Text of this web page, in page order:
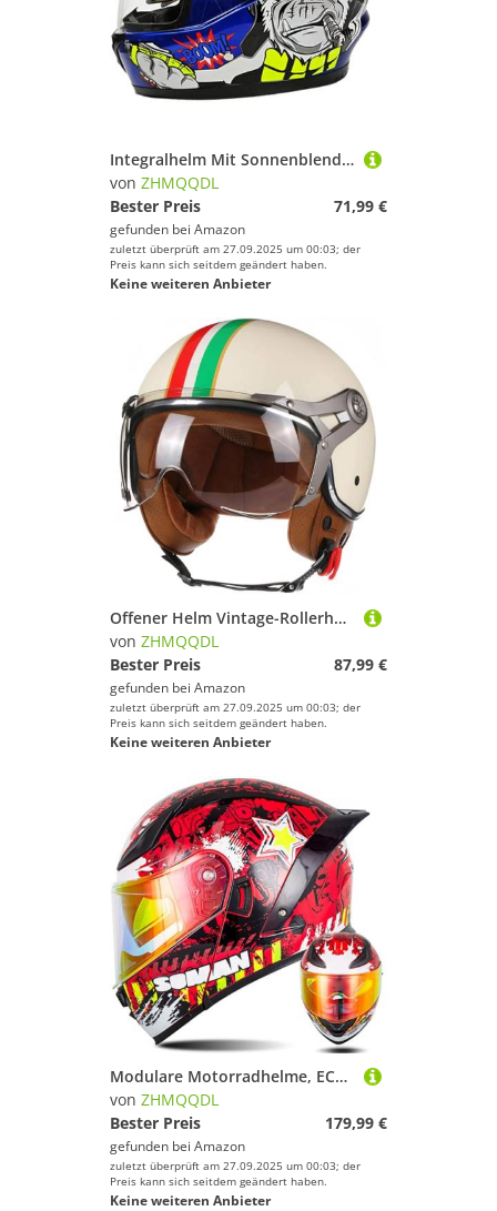
Integralhelm Mit Sonnenblende Motorradhelm Integralhelm Mopedhelm ECE 22.06 Motorradhelm Integralhelme für Damen Und Herren Motorrad Integralhelm A1,One Size 55-61CM
von ZHMQQDL
Bester Preis
71,99 €
gefunden bei Amazon
zuletzt überprüft am 27.09.2025 um 00:03; der
Preis kann sich seitdem geändert haben.
Keine weiteren Anbieter
Offener Helm Vintage-Rollerhelm Vintage-Motorrad-Jethelme Mit Sonnenblende Für Damen und Herren ECE-Zertifizierter Retro-Elektro-Halbhelm Jethelm Für Cruiser A,L59~60CM
von ZHMQQDL
Bester Preis
87,99 €
gefunden bei Amazon
zuletzt überprüft am 27.09.2025 um 00:03; der
Preis kann sich seitdem geändert haben.
Keine weiteren Anbieter
Modulare Motorradhelme, ECE-Geprüfter Klapphelm Integrierter Modularer Helm Mit Doppelter Sonnenblende und Herausnehmbarem Futter Großer Heckhelm Für Männer und Frauen A,L59~60CM
von ZHMQQDL
Bester Preis
179,99 €
gefunden bei Amazon
zuletzt überprüft am 27.09.2025 um 00:03; der
Preis kann sich seitdem geändert haben.
Keine weiteren Anbieter